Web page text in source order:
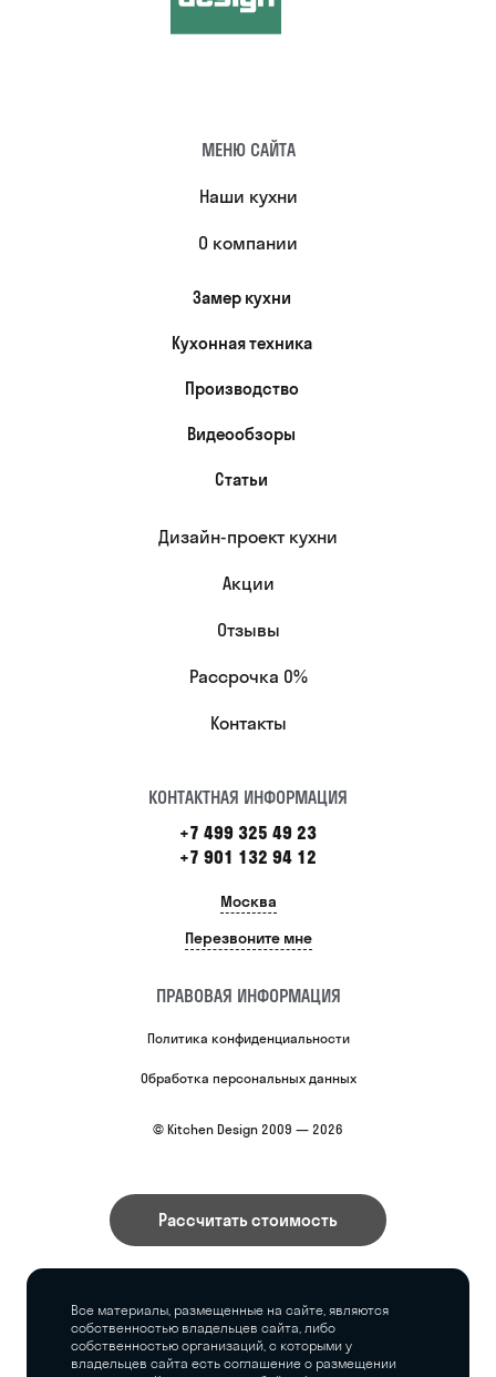
МЕНЮ САЙТА
Наши кухни
О компании
Замер кухни
Кухонная техника
Производство
Видеообзоры
Статьи
Дизайн-проект кухни
Акции
Отзывы
Рассрочка 0%
Контакты
КОНТАКТНАЯ ИНФОРМАЦИЯ
+7 499 325 49 23
+7 901 132 94 12
Москва
Перезвоните мне
ПРАВОВАЯ ИНФОРМАЦИЯ
Политика конфиденциальности
Обработка персональных данных
© Kitchen Design 2009 — 2026
Рассчитать стоимость
Все материалы, размещенные на сайте, являются
собственностью владельцев сайта, либо
собственностью организаций, с которыми у
владельцев сайта есть соглашение о размещении